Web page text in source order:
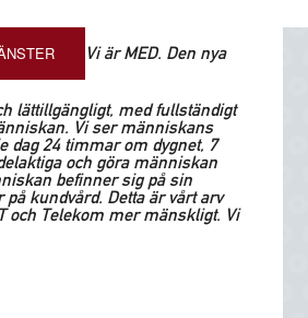
Vi är MED. Den nya
lättillgängligt, med fullständigt
Vi ser människans
dag 24 timmar om dygnet, 7
och göra människan
befinner sig på sin
kundvård. Detta är vårt arv
och Telekom mer mänskligt. Vi